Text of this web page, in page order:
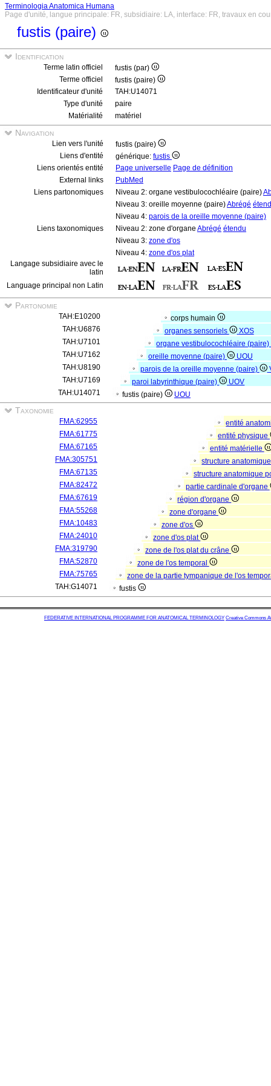
Terminologia Anatomica Humana
Page d'unité, langue principale: FR, subsidiaire: LA, interface: FR, travaux en
fustis (paire)
Identification
Terme latin officiel
fustis (par)
Terme officiel
fustis (paire)
Identificateur d'unité
TAH:U14071
Type d'unité
paire
Matérialité
matériel
Navigation
Lien vers l'unité
fustis (paire)
Liens d'entité
générique: fustis
Liens orientés entité
Page universelle Page de définition
External links
PubMed
Liens partonomiques
Niveau 2: organe vestibulocochléaire (paire)
Niveau 3: oreille moyenne (paire)Abrégé
Niveau 4: parois de la oreille moyenne (paire)
Liens taxonomiques
Niveau 2: zone d'organe Abrégé étendu
Niveau 3: zone d'os
Niveau 4: zone d'os plat
Langage subsidiaire avec le
latin
Language principal non Latin
Partonomie
TAH:E10200
corps humain
TAH:U6876
organes sensoriels
XOS
TAH:U7101
organe vestibulocochléaire (paire)
TAH:U7162
oreille moyenne (paire)
UOU
TAH:U8190
parois de la oreille moyenne (paire)
TAH:U7169
paroi labyrinthique (paire)
UOV
TAH:U14071
fustis (paire) UOU
Taxonomie
FMA:62955
entité
FMA:61775
entité physique
FMA:67165
entité matérielle
FMA:305751
structure
FMA:67135
structure anatomique
FMA:82472
partie cardinale d'organe
FMA:67619
région d'organe
FMA:55268
zone d'organe
FMA:10483
zone d'os
FMA:24010
zone d'os plat
FMA:319790
zone de l'os plat du crâne
FMA:52870
zone de l'os temporal
FMA:75765
zone de la partie tympanique de l'os
TAH:G14071
fustis
FEDERATIVE INTERNATIONAL PROGRAMME FOR ANATOMICAL TERMINOLOGY Creative Commons